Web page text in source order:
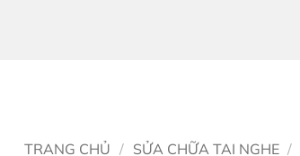
TRANG CHỦ / SỬA CHỮA TAI NGHE /